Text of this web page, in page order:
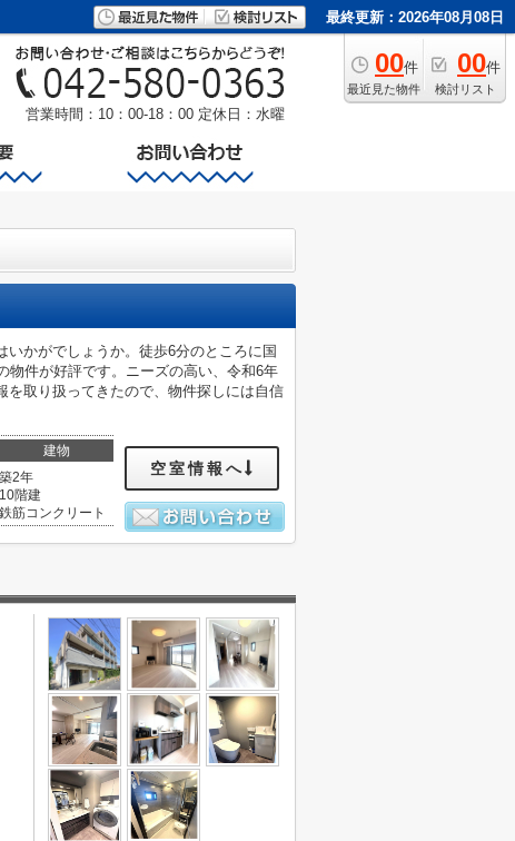
最終更新：2026年08月08日
00件
最近見た物件
00件
検討リスト
営業時間：10：00-18：00 定休日：水曜
かがでしょうか。徒歩6分のところに国
物件が好評です。ニーズの高い、令和6年
取り扱ってきたので、物件探しには自信
建物
築2年
10階建
鉄筋コンクリート
空室情報へ